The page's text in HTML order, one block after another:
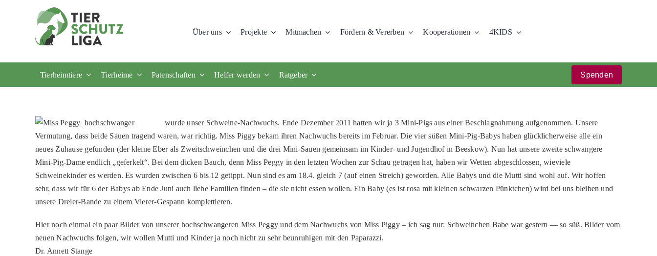
Über uns Projekte Mitmachen Fördern & Vererben Kooperationen 4KIDS
Tierheimtiere Tierheime Patenschaften Helfer werden Ratgeber Spenden
wurde unser Schweine-Nachwuchs. Ende Dezember 2011 hatten wir ja 3 Mini-Pigs aus einer Beschlagnahmung aufgenommen. Unsere
Vermutung, dass beide Sauen tragend waren, war richtig. Miss Piggy bekam ihren Nachwuchs bereits im Februar. Die vier süßen Mini-Pig-Babys haben glücklicherweise alle ein
neues Zuhause gefunden (der kleine Eber als Zweitschweinchen und die drei Mini-Sauen gemeinsam im Kinder- und Jugendhof in Beeskow). Nun hat unsere zweite schwangere
Mini-Pig-Dame endlich „geferkelt“. Bei dem dicken Bauch, denn Miss Peggy in den letzten Wochen zur Schau getragen hat, haben wir Wetten abgeschlossen, wieviele
Schweinekinder es werden. Es wurden zwischen 6 bis 12 getippt. Nun sind es am 18.4. gleich 7 (auf einen Streich) geworden. Alle Babys und die Mutti sind wohl auf. Wir hoffen
sehr, dass wir für 6 der Babys ab Ende Juni auch liebe Familien finden – die sie nicht essen wollen. Ein Baby (es ist rosa mit kleinen schwarzen Pünktchen) wird bei uns bleiben und
unsere Dreier-Bande zu einem Vierer-Gespann komplettieren.
Hier noch einmal ein paar Bilder von unserer hochschwangeren Miss Peggy und dem Nachwuchs von Miss Piggy – ich sag nur: Schweinchen Babe war gestern — so süß. Bilder vom
neuen Nachwuchs folgen, wir wollen Mutti und Kinder ja noch nicht zu sehr beunruhigen mit den Paparazzi.
Dr. Annett Stange